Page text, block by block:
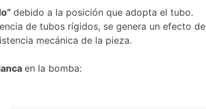
debido a la posición que adopta el tubo.
de tubos rígidos, se genera un efecto de
mecánica de la pieza.
en la bomba: